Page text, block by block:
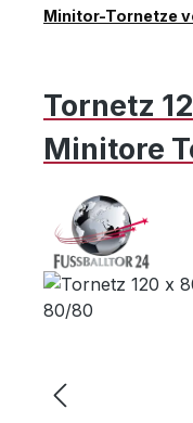
Minitor-Tornetze
Tornetz
Minitore
Bildergalerie